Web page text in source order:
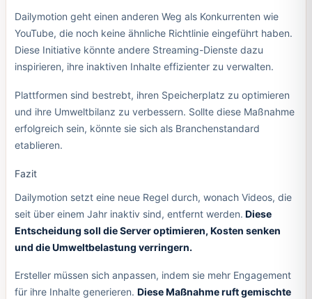
Dailymotion geht einen anderen Weg als Konkurrenten wie
YouTube, die noch keine ähnliche Richtlinie eingeführt haben.
Diese Initiative könnte andere Streaming-Dienste dazu
inspirieren, ihre inaktiven Inhalte effizienter zu verwalten.
Plattformen sind bestrebt, ihren Speicherplatz zu optimieren
und ihre Umweltbilanz zu verbessern. Sollte diese Maßnahme
erfolgreich sein, könnte sie sich als Branchenstandard
etablieren.
Fazit
Dailymotion setzt eine neue Regel durch, wonach Videos, die
seit über einem Jahr inaktiv sind, entfernt werden. Diese
Entscheidung soll die Server optimieren, Kosten senken
und die Umweltbelastung verringern.
Ersteller müssen sich anpassen, indem sie mehr Engagement
für ihre Inhalte generieren. Diese Maßnahme ruft gemischte